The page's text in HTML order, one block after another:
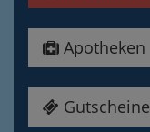
Apotheken
Gutscheine